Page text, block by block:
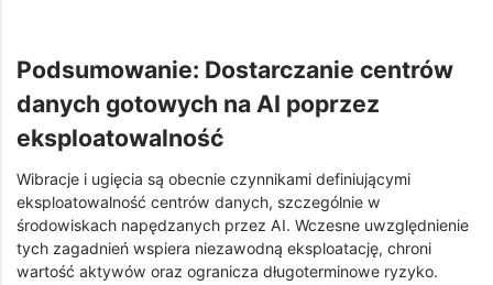
Podsumowanie: Dostarczanie centrów
danych gotowych na AI poprzez
eksploatowalność
Wibracje i ugięcia są obecnie czynnikami definiującymi
eksploatowalność centrów danych, szczególnie w
środowiskach napędzanych przez AI. Wczesne uwzględnienie
tych zagadnień wspiera niezawodną eksploatację, chroni
wartość aktywów oraz ogranicza długoterminowe ryzyko.